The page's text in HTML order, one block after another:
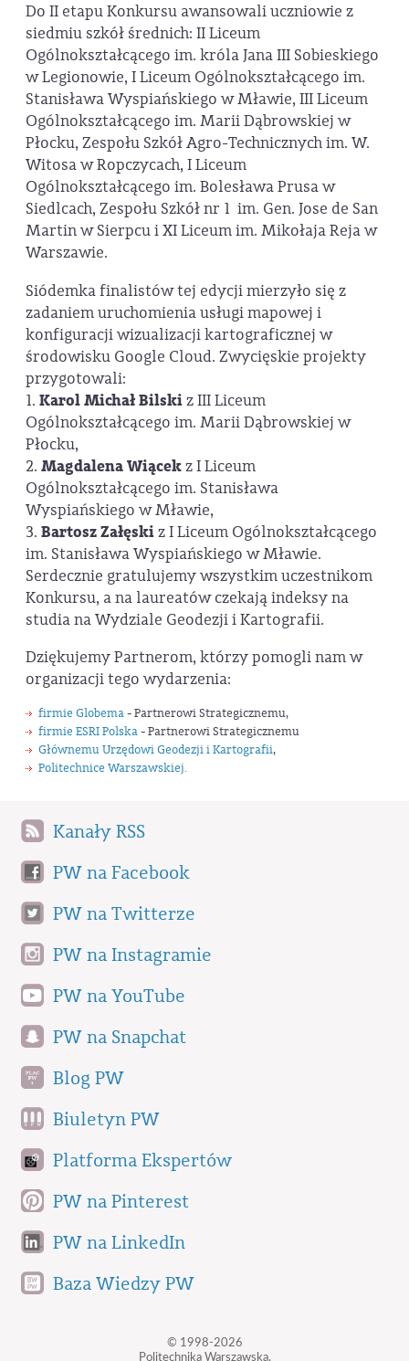
Do II etapu Konkursu awansowali uczniowie z
siedmiu szkół średnich: II Liceum
Ogólnokształcącego im. króla Jana III Sobieskiego
w Legionowie, I Liceum Ogólnokształcącego im.
Stanisława Wyspiańskiego w Mławie, III Liceum
Ogólnokształcącego im. Marii Dąbrowskiej w
Płocku, Zespołu Szkół Agro-Technicznych im. W.
Witosa w Ropczycach, I Liceum
Ogólnokształcącego im. Bolesława Prusa w
Siedlcach, Zespołu Szkół nr 1 im. Gen. Jose de San
Martin w Sierpcu i XI Liceum im. Mikołaja Reja w
Warszawie.
Siódemka finalistów tej edycji mierzyło się z
zadaniem uruchomienia usługi mapowej i
konfiguracji wizualizacji kartograficznej w
środowisku Google Cloud. Zwycięskie projekty
przygotowali:
1. Karol Michał Bilskiz III Liceum
Ogólnokształcącego im. Marii Dąbrowskiej w
Płocku,
2. Magdalena Wiącekz I Liceum
Ogólnokształcącego im. Stanisława
Wyspiańskiego w Mławie,
3. Bartosz Załęskiz I Liceum Ogólnokształcącego
im. Stanisława Wyspiańskiego w Mławie.
Serdecznie gratulujemy wszystkim uczestnikom
Konkursu, a na laureatów czekają indeksy na
studia na Wydziale Geodezji i Kartografii.
Dziękujemy Partnerom, którzy pomogli nam w
organizacji tego wydarzenia:
firmie Globema- Partnerowi Strategicznemu,
firmie ESRI Polska- Partnerowi Strategicznemu
Głównemu Urzędowi Geodezji i Kartografii,
Politechnice Warszawskiej.
Kanały RSS
PW na Facebook
PW na Twitterze
PW na Instagramie
PW na YouTube
PW na Snapchat
Blog PW
Biuletyn PW
Platforma Ekspertów
PW na Pinterest
PW na LinkedIn
Baza Wiedzy PW
© 1998-2026
Politechnika Warszawska,